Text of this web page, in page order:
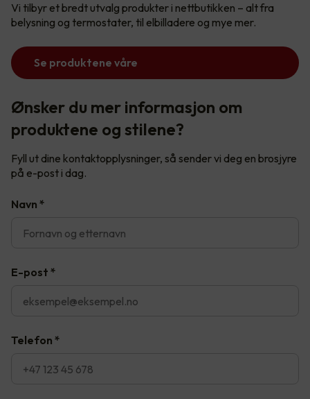
Vi tilbyr et bredt utvalg produkter i nettbutikken – alt fra
belysning og termostater, til elbilladere og mye mer.
Se produktene våre
Ønsker du mer informasjon om
produktene og stilene?
Fyll ut dine kontaktopplysninger, så sender vi deg en brosjyre
på e-post i dag.
Navn *
E-post *
Telefon *